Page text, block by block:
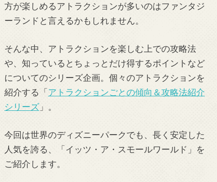
方が楽しめるアトラクションが多いのはファンタジ
ーランドと言えるかもしれません。
そんな中、アトラクションを楽しむ上での攻略法
や、知っているとちょっとだけ得するポイントなど
についてのシリーズ企画。個々のアトラクションを
紹介する「 アトラクションごとの傾向＆攻略法紹介
シリーズ」。
今回は世界のディズニーパークでも、長く安定した
人気を誇る、「イッツ・ア・スモールワールド」を
ご紹介します。